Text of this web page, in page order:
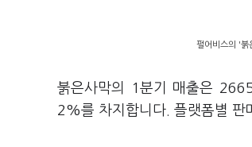
펄어비스의 '붉
붉은사막의 1분기 매출은
2%를 차지합니다. 플랫폼별 판